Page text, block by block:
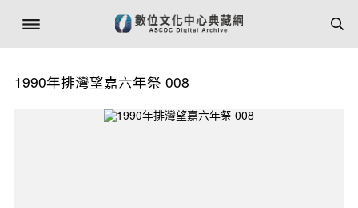
1990年排灣望嘉六年祭 008